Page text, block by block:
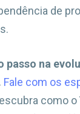
de
passo na
Fale com os
como o